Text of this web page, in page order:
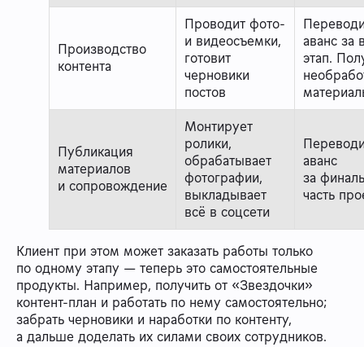
Производство
контента
Проводит фото-
и видеосъемки,
готовит
черновики
постов
аванс за
этап.
Публикация
материалов
и сопровождение
Монтирует
ролики,
обрабатывает
фотографии,
выкладывает
всё в соцсети
аванс
за
часть
Клиент при этом может заказать работы только
по одному этапу — теперь это самостоятельные
продукты. Например, получить от «Звездочки»
контент-план и работать по нему самостоятельно;
забрать черновики и наработки по контенту,
а дальше доделать их силами своих сотрудников.